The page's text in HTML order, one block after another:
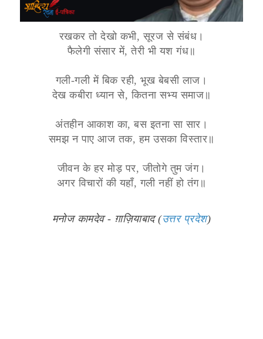
रखकर तो देखो कभी, सूरज से संबंध।
फैलेगी संसार में, तेरी भी यश गंध॥
गली-गली में बिक रही, भूख बेबसी लाज।
देख कबीरा ध्यान से, कितना सभ्य समाज॥
अंतहीन आकाश का, बस इतना सा सार।
समझ न पाए आज तक, हम उसका विस्तार॥
जीवन के हर मोड़ पर, जीतोगे तुम जंग।
अगर विचारों की यहॉं, गली नहीं हो तंग॥
मनोज कामदेव - ग़ाज़ियाबाद (उत्तर प्रदेश)